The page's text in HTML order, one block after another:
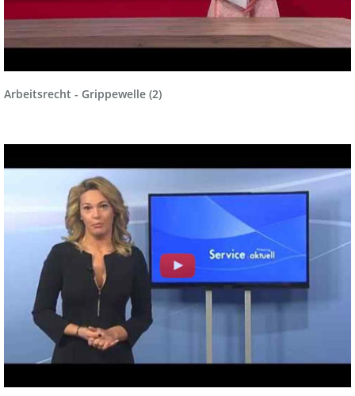
Arbeitsrecht - Grippewelle (2)